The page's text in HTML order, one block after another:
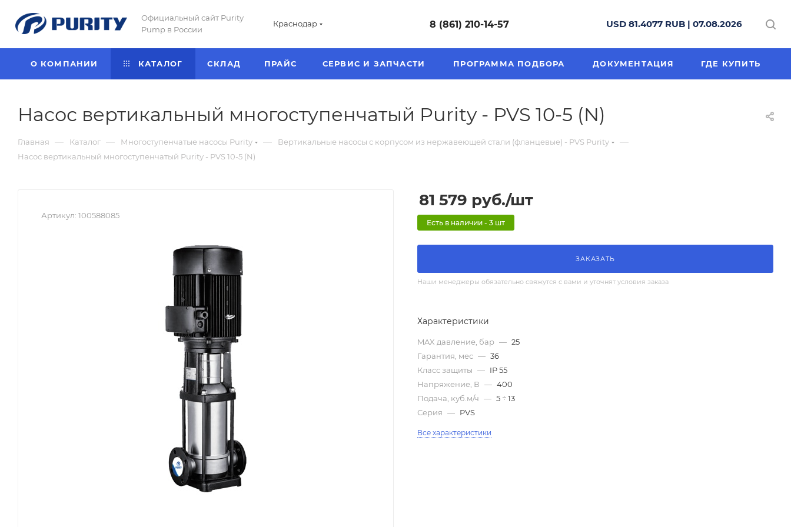
Официальный сайт Purity
Pump в России
Краснодар 8 (861) 210-14-57 USD 81.4077 RUB | 07.08.2026
О КОМПАНИИ КАТАЛОГ CКЛАД ПРАЙС СЕРВИС И ЗАПЧАСТИ ПРОГРАММА ПОДБОРА ДОКУМЕНТАЦИЯ ГДЕ КУПИТЬ
Насос вертикальный многоступенчатый Purity - PVS 10-5 (N)
Главная — Каталог — Многоступенчатые насосы Purity — Вертикальные насосы с корпусом из нержавеющей стали (фланцевые) - PVS Purity —
Насос вертикальный многоступенчатый Purity - PVS 10-5 (N)
Артикул: 100588085
81 579 руб./шт
Есть в наличии - 3 шт
ЗАКАЗАТЬ
Наши менеджеры обязательно свяжутся с вами и уточнят условия заказа
Характеристики
MAX давление, бар — 25
Гарантия, мес — 36
Класс защиты — IP 55
Напряжение, В — 400
Подача, куб.м/ч — 5 ÷ 13
Серия — PVS
Все характеристики